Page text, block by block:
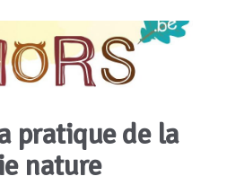
pratique de la
nature